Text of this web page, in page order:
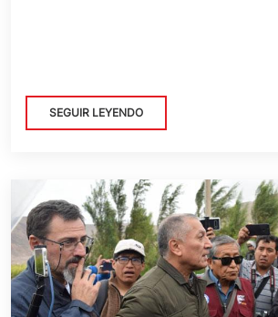
SEGUIR LEYENDO